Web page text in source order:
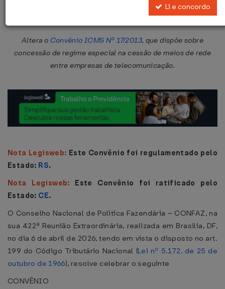
Altera o Convênio ICMS Nº 17/2013, que dispõe sobre
concessão de regime especial na cessão de meios de rede
entre empresas de telecomunicação.
Nota Legisweb: Este Convênio foi regulamentado pelo
Estado: RS.
Nota Legisweb: Este Convênio foi ratificado pelo
Estado: CE.
O Conselho Nacional de Política Fazendária – CONFAZ, na
sua 422ª Reunião Extraordinária, realizada em Brasília, DF,
no dia 6 de abril de 2026, tendo em vista o disposto no art.
199 do Código Tributário Nacional (Lei nº 5.172, de 25 de
outubro de 1966), resolve celebrar o seguinte
CONVÊNIO
Li e concordo